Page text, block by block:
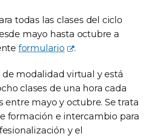
todas las clases del ciclo
mayo hasta octubre a
formulario .
de modalidad virtual y está
clases de una hora cada
entre mayo y octubre. Se trata
formación e intercambio para
y el